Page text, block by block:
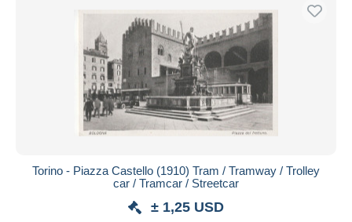
Torino - Piazza Castello (1910) Tram / Tramway / Trolley
car / Tramcar / Streetcar
± 1,25 USD